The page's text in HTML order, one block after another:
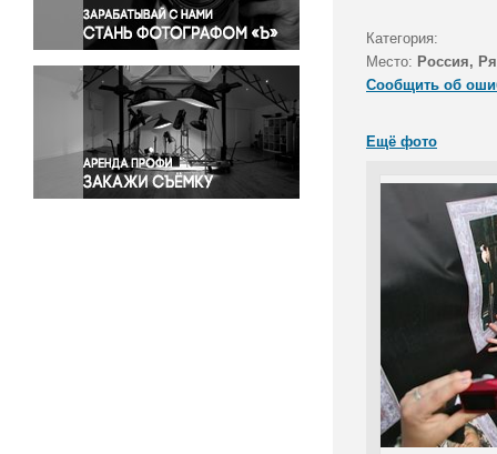
Происшествия и конфликты
Религия
Светская жизнь
Спорт
Экология
Экономика и бизнес
Категория:
Место: Россия,
Сообщить об
Ещё фото